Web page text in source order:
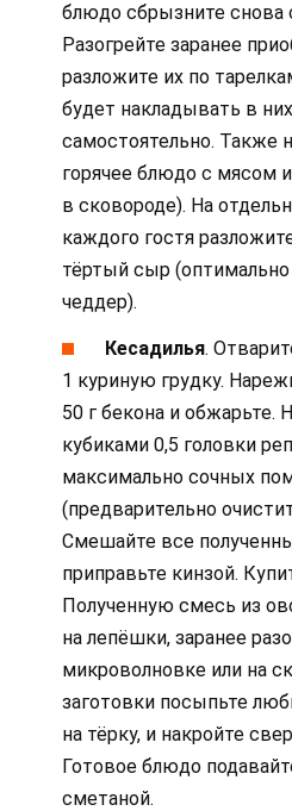
блюдо сбрызните снова
Разогрейте заранее
разложите их по
будет накладывать в
самостоятельно. Также
горячее блюдо с
в сковороде). На
каждого гостя
тёртый сыр (оптимально
чеддер).
Кесадилья.
1 куриную грудку.
50 г бекона и
кубиками 0,5 головки
максимально сочных
(предварительно
Смешайте все
приправьте кинзой.
Полученную смесь из
на лепёшки, заранее
микроволновке или на
заготовки посыпьте
на тёрку, и накройте
Готовое блюдо
сметаной.